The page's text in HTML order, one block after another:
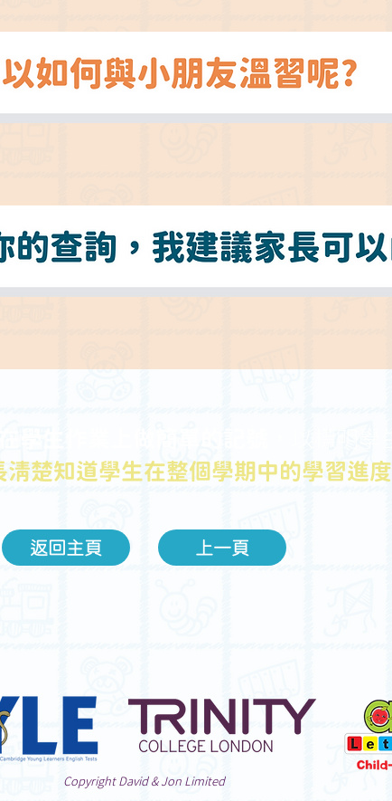
清楚知道學生在整個學期中的學習進度
返回主頁 上一頁
Copyright David & Jon Limited